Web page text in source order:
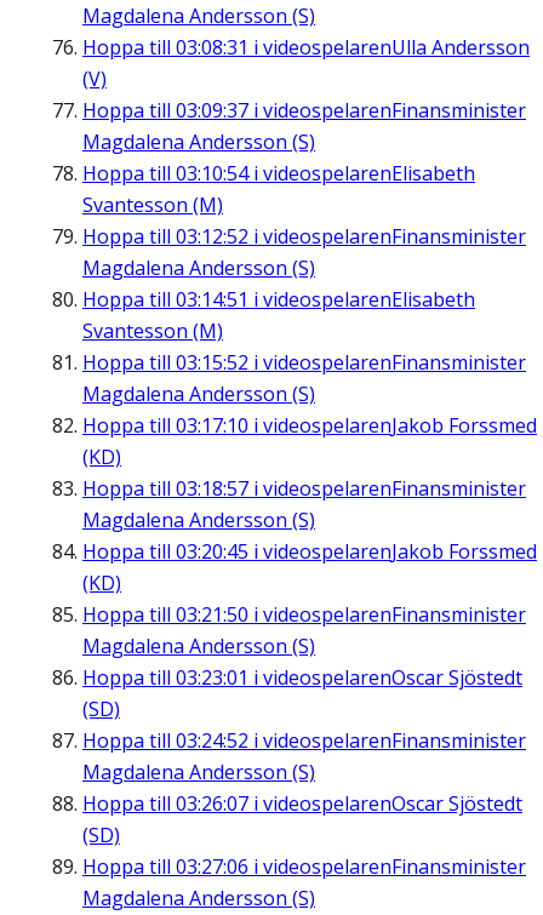
Magdalena Andersson (S)
Hoppa till 03:08:31 i videospelarenUlla Andersson
(V)
Hoppa till 03:09:37 i videospelarenFinansminister
Magdalena Andersson (S)
Hoppa till 03:10:54i videospelarenElisabeth
Svantesson (M)
Hoppa till 03:12:52 i videospelarenFinansminister
Magdalena Andersson (S)
Hoppa till 03:14:51 i videospelarenElisabeth
Svantesson (M)
Hoppa till 03:15:52 i videospelarenFinansminister
Magdalena Andersson (S)
Hoppa till 03:17:10 i videospelarenJakob Forssmed
(KD)
Hoppa till 03:18:57 i videospelarenFinansminister
Magdalena Andersson (S)
Hoppa till 03:20:45 i videospelarenJakob Forssmed
(KD)
Hoppa till 03:21:50 i videospelarenFinansminister
Magdalena Andersson (S)
Hoppa till 03:23:01 i videospelarenOscar Sjöstedt
(SD)
Hoppa till 03:24:52 i videospelarenFinansminister
Magdalena Andersson (S)
Hoppa till 03:26:07 i videospelarenOscar Sjöstedt
(SD)
Hoppa till 03:27:06 i videospelarenFinansminister
Magdalena Andersson (S)